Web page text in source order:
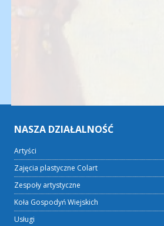
NASZA DZIAŁALNOŚĆ
Artyści
Zajęcia plastyczne Colart
Zespoły artystyczne
Koła Gospodyń Wiejskich
Usługi